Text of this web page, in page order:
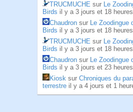
TRUCMUCHE sur Le
Birds il y a 3 jours et 18 heures
Chaudron sur Le Zoodingue
Birds il y a 3 jours et 18 heures
TRUCMUCHE sur Le
Birds il y a 3 jours et 18 heures
Chaudron sur Le Zoodingue
Birds il y a 3 jours et 23 heures
Kiosk sur Chroniques du
terrestre il y a 4 jours et 1